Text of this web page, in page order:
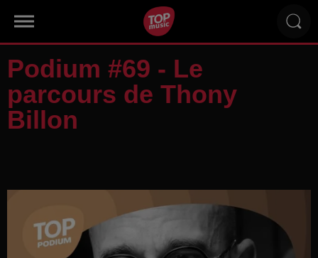
Podium #69 - Le
parcours de Thony
Billon